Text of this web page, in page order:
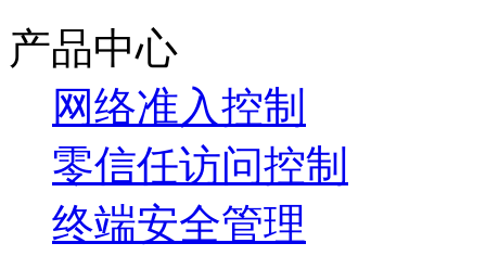
产品中心
网络准入控制
零信任访问控制
终端安全管理